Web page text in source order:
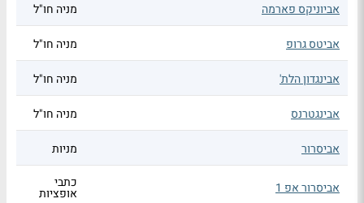
אביוניקס פארמה מניה חו"ל
אביטס גרופ מניה חו"ל
אבינגדון הלת' מניה חו"ל
אבינגטרנס מניה חו"ל
אביסרור מניות
אביסרור אפ 1 כתבי
אופציות